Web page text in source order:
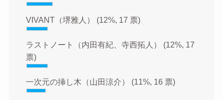
VIVANT（堺雅人） (12%, 17 票)
ラストノート（内田有紀、寺西拓人） (12%, 17
票)
一次元の挿し木（山田涼介） (11%, 16 票)